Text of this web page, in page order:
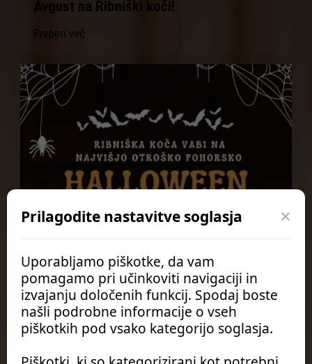
Avgust na Ribniški koči!
Preberi več
Čarobni HALLOWEEN na Ribniški koči!
Preberi več
Prilagodite nastavitve soglasja ×
Uporabljamo piškotke, da vam
pomagamo pri učinkoviti navigaciji in
izvajanju določenih funkcij. Spodaj boste
našli podrobne informacije o vseh
piškotkih pod vsako kategorijo soglasja.